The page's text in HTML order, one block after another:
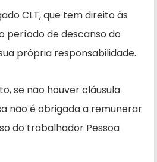
CLT, que tem direito às
período de descanso do
própria responsabilidade.
se não houver cláusula
não é obrigada a remunerar
do trabalhador Pessoa